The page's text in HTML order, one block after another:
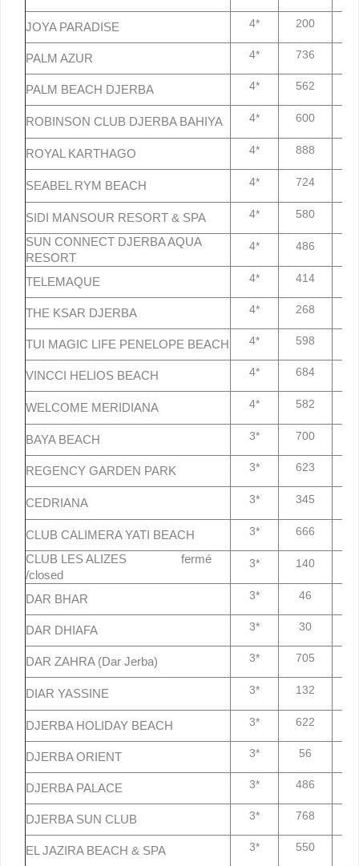
JOYA PARADISE 4* 200
PALM AZUR 4* 736
PALM BEACH DJERBA 4* 562
ROBINSON CLUB DJERBA BAHIYA 4* 600
ROYAL KARTHAGO 4* 888
SEABEL RYM BEACH 4* 724
SIDI MANSOUR RESORT & SPA 4* 580
SUN CONNECT DJERBA AQUA
RESORT
4* 486
TELEMAQUE 4* 414
THE KSAR DJERBA 4* 268
TUI MAGIC LIFE PENELOPE BEACH 4* 598
VINCCI HELIOS BEACH 4* 684
WELCOME MERIDIANA 4* 582
BAYA BEACH 3* 700
REGENCY GARDEN PARK 3* 623
CEDRIANA 3* 345
CLUB CALIMERA YATI BEACH 3* 666
CLUB LES ALIZES fermé
/closed
3* 140
DAR BHAR 3* 46
DAR DHIAFA 3* 30
DAR ZAHRA (Dar Jerba) 3* 705
DIAR YASSINE 3* 132
DJERBA HOLIDAY BEACH 3* 622
DJERBA ORIENT 3* 56
DJERBA PALACE 3* 486
DJERBA SUN CLUB 3* 768
EL JAZIRA BEACH & SPA 3* 550